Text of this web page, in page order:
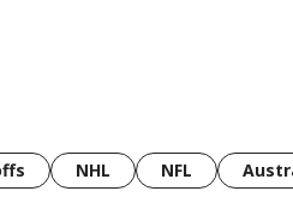
NHL NFL